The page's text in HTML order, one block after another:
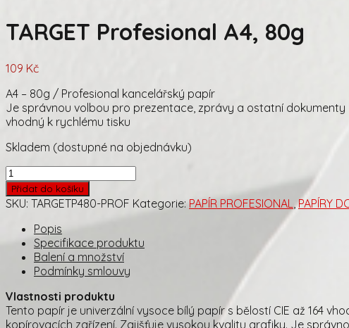
TARGET Profesional A4, 80g
109 Kč
A4 – 80g / Profesional kancelářský papír
Je správnou volbou pro prezentace, zprávy a ostatní dokumenty
vhodný k rychlému tisku
Skladem (dostupné na objednávku)
TARGET
Profesional
A4,
množství
Přidat do košíku
SKU: TARGETP480-PROF Kategorie: PAPÍR PROFESIONAL ,PAPÍRY
Popis
Specifikace produktu
Balení a množství
Podmínky smlouvy
Vlastnosti produktu
Tento papír je univerzální vysoce bílý papír s bělostí CIE až 164
kopírovacích zařízení. Zajišťuje vysokou kvalitu grafiky. Je